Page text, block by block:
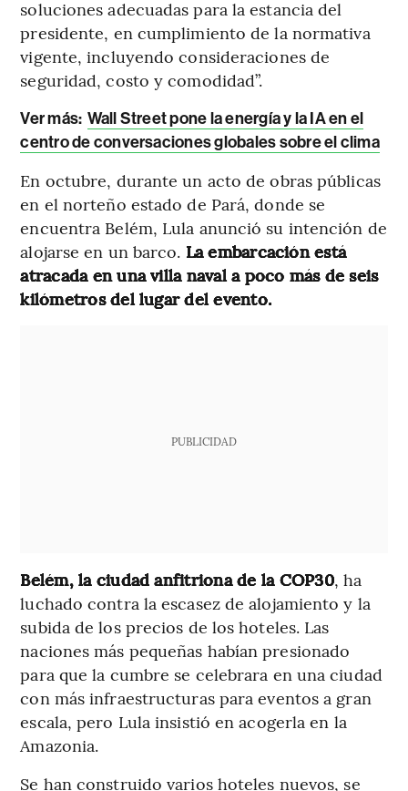
soluciones adecuadas para la estancia del
presidente, en cumplimiento de la normativa
vigente, incluyendo consideraciones de
seguridad, costo y comodidad”.
Ver más: Wall Street pone la energía y la IA en el
centro de conversaciones globales sobre el clima
En octubre, durante un acto de obras públicas
en el norteño estado de Pará, donde se
encuentra Belém, Lula anunció su intención de
alojarse en un barco. La embarcación está
atracada en una villa naval a poco más de seis
kilómetros del lugar del evento.
PUBLICIDAD
Belém, la ciudad anfitriona de la COP30, ha
luchado contra la escasez de alojamiento y la
subida de los precios de los hoteles. Las
naciones más pequeñas habían presionado
para que la cumbre se celebrara en una ciudad
con más infraestructuras para eventos a gran
escala, pero Lula insistió en acogerla en la
Amazonia.
Se han construido varios hoteles nuevos, se